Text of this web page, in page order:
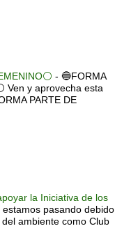
- 🔵FORMA
Ven y aprovecha esta
PARTE DE
la Iniciativa de los
pasando debido
ambiente como Club